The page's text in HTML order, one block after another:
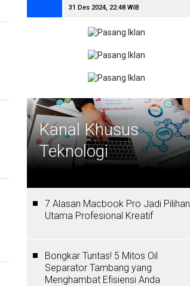
31 Des 2024, 22:48 WIB
Kanal Khusus
Teknologi
7 Alasan Macbook Pro Jadi Pilihan
Utama Profesional Kreatif
Bongkar Tuntas! 5 Mitos Oil
Separator Tambang yang
Menghambat Efisiensi Anda